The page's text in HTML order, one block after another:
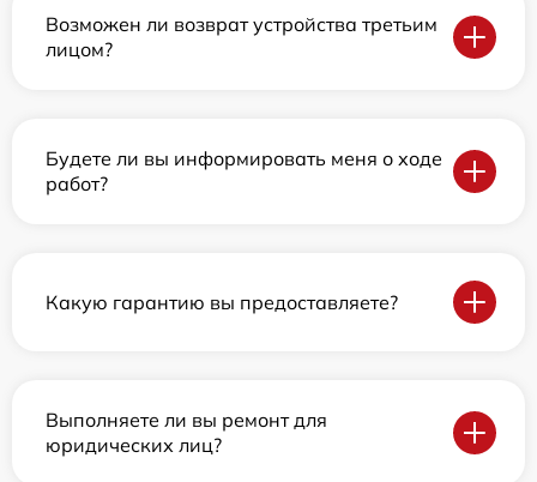
Возможен ли возврат устройства третьим
лицом?
Будете ли вы информировать меня о ходе
работ?
Какую гарантию вы предоставляете?
Выполняете ли вы ремонт для
юридических лиц?